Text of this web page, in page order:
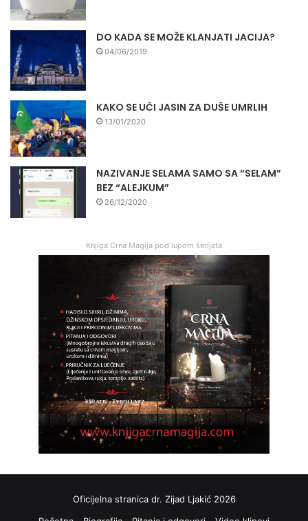
DO KADA SE MOŽE KLANJATI JACIJA?
04/06/2019
KAKO SE UČI JASIN ZA DUŠE UMRLIH
13/01/2020
NAZIVANJE SELAMA SAMO SA “SELAM”
BEZ “ALEJKUM”
26/12/2020
Knjiga Crna Magija pod lupom šerijata
Oficijelna stranica dr. Zijad Ljakić 2026